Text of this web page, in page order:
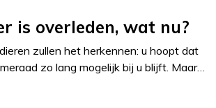
is overleden, wat nu?
zullen het herkennen: u hoopt dat
zo lang mogelijk bij u blijft. Maar…